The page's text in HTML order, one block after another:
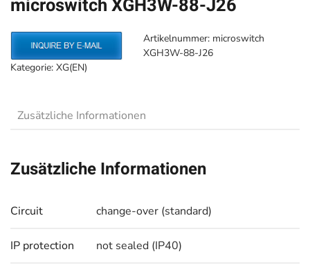
microswitch XGH3W-88-J26
Artikelnummer: microswitch
XGH3W-88-J26
Kategorie: XG(EN)
Zusätzliche Informationen
Zusätzliche Informationen
Circuit change-over (standard)
IP protection not sealed (IP40)